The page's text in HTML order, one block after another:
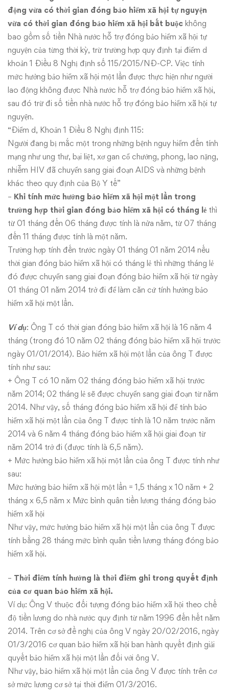
động vừa có thời gian đóng bảo hiểm xã hội tự nguyện
vừa có thời gian đóng bảo hiểm xã hội bắt buộc không
bao gồm số tiền Nhà nước hỗ trợ đóng bảo hiểm xã hội tự
nguyện của từng thời kỳ, trừ trường hợp quy định tại điểm d
khoản 1 Điều 8 Nghị định số 115/2015/NĐ-CP. Việc tính
mức hưởng bảo hiểm xã hội một lần được thực hiện như người
lao động không được Nhà nước hỗ trợ đóng bảo hiểm xã hội,
sau đó trừ đi số tiền nhà nước hỗ trợ đóng bảo hiểm xã hội tự
nguyện.
“Điểm d, Khoản 1 Điều 8 Nghị định 115:
Người đang bị mắc một trong những bệnh nguy hiểm đến tính
mạng như ung thư, bại liệt, xơ gan cổ chướng, phong, lao nặng,
nhiễm HIV đã chuyển sang giai đoạn AIDS và những bệnh
khác theo quy định của Bộ Y tế”
– Khi tính mức hưởng bảo hiểm xã hội một lần trong
trường hợp thời gian đóng bảo hiểm xã hội có tháng lẻ thì
từ 01 tháng đến 06 tháng được tính là nửa năm, từ 07 tháng
đến 11 tháng được tính là một năm.
Trường hợp tính đến trước ngày 01 tháng 01 năm 2014 nếu
thời gian đóng bảo hiểm xã hội có tháng lẻ thì những tháng lẻ
đó được chuyển sang giai đoạn đóng bảo hiểm xã hội từ ngày
01 tháng 01 năm 2014 trở đi để làm căn cứ tính hưởng bảo
hiểm xã hội một lần.
Ví dụ: Ông T có thời gian đóng bảo hiểm xã hội là 16 năm 4
tháng (trong đó 10 năm 02 tháng đóng bảo hiểm xã hội trước
ngày 01/01/2014). Bảo hiểm xã hội một lần của ông T được
tính như sau:
+ Ông T có 10 năm 02 tháng đóng bảo hiểm xã hội trước
năm 2014; 02 tháng lẻ sẽ được chuyển sang giai đoạn từ năm
2014. Như vậy, số tháng đóng bảo hiểm xã hội để tính bảo
hiểm xã hội một lần của ông T được tính là 10 năm trước năm
2014 và 6 năm 4 tháng đóng bảo hiểm xã hội giai đoạn từ
năm 2014 trở đi (được tính là 6,5 năm).
+ Mức hưởng bảo hiểm xã hội một lần của ông T được tính như
sau:
Mức hưởng bảo hiểm xã hội một lần = 1,5 tháng x 10 năm + 2
tháng x 6,5 năm x Mức bình quân tiền lương tháng đóng bảo
hiểm xã hội
Như vậy, mức hưởng bảo hiểm xã hội một lần của ông T được
tính bằng 28 tháng mức bình quân tiền lương tháng đóng bảo
hiểm xã hội.
– Thời điểm tính hưởng là thời điểm ghi trong quyết định
của cơ quan bảo hiểm xã hội.
Ví dụ: Ông V thuộc đối tượng đóng bảo hiểm xã hội theo chế
độ tiền lương do nhà nước quy định từ năm 1996 đến hết năm
2014. Trên cơ sở đề nghị của ông V ngày 20/02/2016, ngày
01/3/2016 cơ quan bảo hiểm xã hội ban hành quyết định giải
quyết bảo hiểm xã hội một lần đối với ông V.
Như vậy, bảo hiểm xã hội một lần của ông V được tính trên cơ
sở mức lương cơ sở tại thời điểm 01/3/2016.